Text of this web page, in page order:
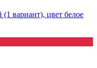
вариант), цвет белое